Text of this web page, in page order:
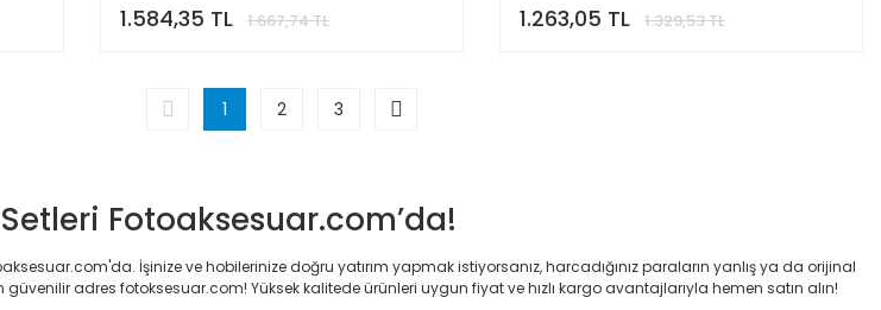
1.584,35 TL 1.667,74 TL 1.263,05 TL 1.329,53 TL
1 2 3
Fotoaksesuar.com’da!
İşinize ve hobilerinize doğru yatırım yapmak istiyorsanız, harcadığınız paraların yanlış ya da orijinal
adres fotoksesuar.com! Yüksek kalitede ürünleri uygun fiyat ve hızlı kargo avantajlarıyla hemen satın alın!